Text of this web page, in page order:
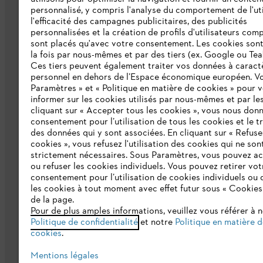
Presse
Emploi
Ligne Intégrité STIHL
Développement durable
Catalogue
Politique de protection des données
personnalisé, y compris l'analyse du comportement de
l'efficacité des campagnes publicitaires, des publicités
personnalisées et la création de profils d'utilisateurs
sont placés qu'avec votre consentement. Les cookies
la fois par nous-mêmes et par des tiers (ex. Google ou
Ces tiers peuvent également traiter vos données à
personnel en dehors de l’Espace économique européen.
Paramètres » et « Politique en matière de cookies » pour
informer sur les cookies utilisés par nous-mêmes et par
cliquant sur « Accepter tous les cookies », vous nous
consentement pour l’utilisation de tous les cookies et le
des données qui y sont associées. En cliquant sur «
cookies », vous refusez l'utilisation des cookies qui ne
strictement nécessaires. Sous Paramètres, vous pouvez
ou refuser les cookies individuels. Vous pouvez retirer
consentement pour l’utilisation de cookies individuels ou
les cookies à tout moment avec effet futur sous « Cookies
de la page.
Pour de plus amples informations, veuillez vous référer à
Politique de confidentialitéet notre Politique en matière
cookies.
Mentions légales